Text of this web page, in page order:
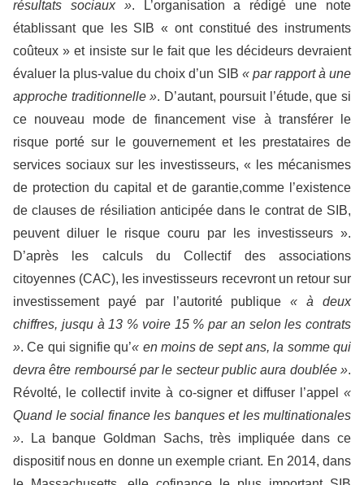
résultats sociaux ». L’organisation a rédigé une note
établissant que les SIB « ont constitué des instruments
coûteux » et insiste sur le fait que les décideurs devraient
évaluer la plus-value du choix d’un SIB « par rapport à une
approche traditionnelle ». D’autant, poursuit l’étude, que si
ce nouveau mode de financement vise à transférer le
risque porté sur le gouvernement et les prestataires de
services sociaux sur les investisseurs, « les mécanismes
de protection du capital et de garantie,comme l’existence
de clauses de résiliation anticipée dans le contrat de SIB,
peuvent diluer le risque couru par les investisseurs ».
D’après les calculs du Collectif des associations
citoyennes (CAC), les investisseurs recevront un retour sur
investissement payé par l’autorité publique« à deux
chiffres, jusqu à 13 % voire 15 % par an selon les contrats
». Ce qui signifie qu’« en moins de sept ans, la somme qui
devra être remboursé par le secteur public aura doublée ».
Révolté, le collectif invite à co-signer et diffuser l’appel «
Quand le social finance les banques et les multinationales
». La banque Goldman Sachs, très impliquée dans ce
dispositif nous en donne un exemple criant. En 2014, dans